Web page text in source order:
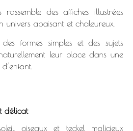
rassemble des affiches illustrées
univers apaisant et chaleureux.
des formes simples et des sujets
leur place dans une
délicat
oiseaux et teckel malicieux